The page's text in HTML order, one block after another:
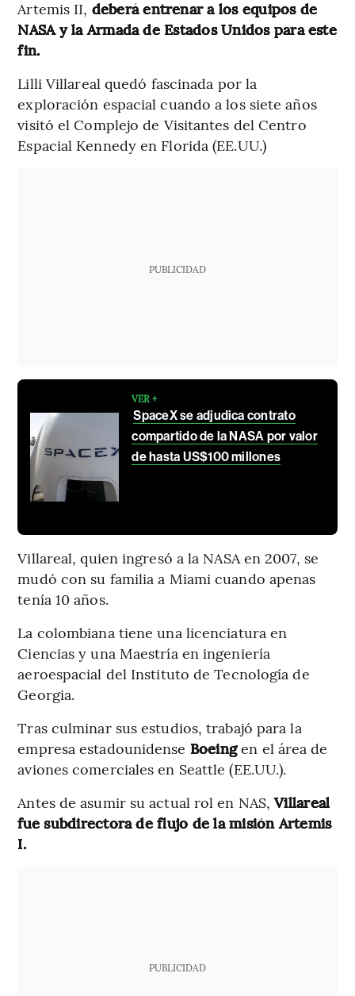
Artemis II, deberá entrenar a los equipos de
NASA y la Armada de Estados Unidos para este
fin.
Lilli Villareal quedó fascinada por la
exploración espacial cuando a los siete años
visitó el Complejo de Visitantes del Centro
Espacial Kennedy en Florida (EE.UU.)
PUBLICIDAD
VER +
SpaceX se adjudica contrato
compartido de la NASA por valor
de hasta US$100 millones
Villareal, quien ingresó a la NASA en 2007, se
mudó con su familia a Miami cuando apenas
tenía 10 años.
La colombiana tiene una licenciatura en
Ciencias y una Maestría en ingeniería
aeroespacial del Instituto de Tecnología de
Georgia.
Tras culminar sus estudios, trabajó para la
empresa estadounidense Boeingen el área de
aviones comerciales en Seattle (EE.UU.).
Antes de asumir su actual rol en NAS,Villareal
fue subdirectora de flujo de la misión Artemis
I.
PUBLICIDAD